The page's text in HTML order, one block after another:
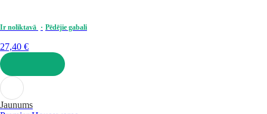
Ir noliktavā Pēdējie gabali
27,40 €
LIKT GROZĀ
Jaunums